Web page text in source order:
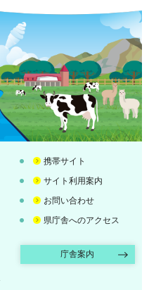
携帯サイト
サイト利用案内
お問い合わせ
県庁舎へのアクセス
庁舎案内